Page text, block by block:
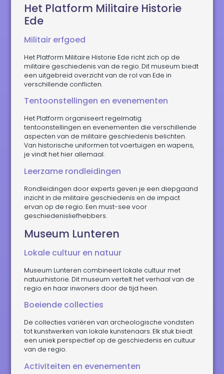
Het Platform Militaire Historie
Ede
Militair erfgoed
Het Platform Militaire Historie Ede richt zich op de
militaire geschiedenis van de regio. Dit museum biedt
een uitgebreid overzicht van de rol van Ede in
verschillende conflicten.
Tentoonstellingen en evenementen
Het Platform organiseert regelmatig
tentoonstellingen en evenementen die verschillende
aspecten van de militaire geschiedenis belichten.
Van historische uniformen tot voertuigen en wapens,
je vindt het hier allemaal.
Leerzame rondleidingen
Rondleidingen door experts geven je een diepgaand
inzicht in de militaire geschiedenis en de impact
ervan op de regio. Een must-see voor
geschiedenisliefhebbers.
Museum Lunteren
Lokale cultuur en natuur
Museum Lunteren combineert lokale cultuur met
natuurhistorie. Dit museum vertelt het verhaal van de
regio en haar inwoners door de tijd heen.
Boeiende collecties
De collecties variëren van archeologische vondsten
tot kunstwerken van lokale kunstenaars. Elk stuk biedt
een uniek perspectief op de geschiedenis en cultuur
van de regio.
Activiteiten en evenementen